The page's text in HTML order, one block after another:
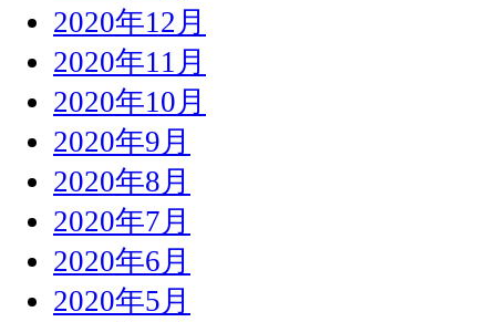
2020年12月
2020年11月
2020年10月
2020年9月
2020年8月
2020年7月
2020年6月
2020年5月